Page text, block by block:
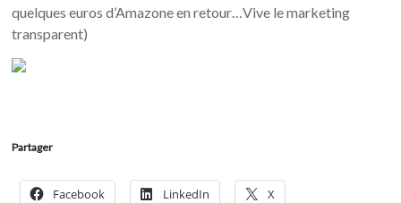
quelques euros d’Amazone en retour…Vive le marketing
transparent)
Partager
Facebook LinkedIn X